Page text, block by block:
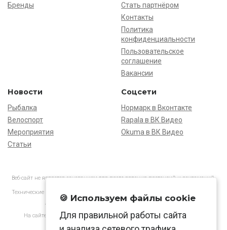
Бренды
Стать партнёром
Контакты
Политика
конфиденциальности
Пользовательское
соглашение
Вакансии
Новости
Рыбалка
Велоспорт
Мероприятия
Статьи
Соцсети
Нормарк в Вконтакте
Rapala в ВК Видео
Okuma в ВК Видео
Веб-сайт не является основанием для предъявления претензий и рекламаций,
Технические характеристики товаров могут отличаться от указанных на сайте.
АО «Нормарк» ИНН 7728172512 ОГРН 1037739603505
На сайте применяютсярекомендательные технологиив соответствии
🍪 Используем файлы cookie
Для правильной работы сайта